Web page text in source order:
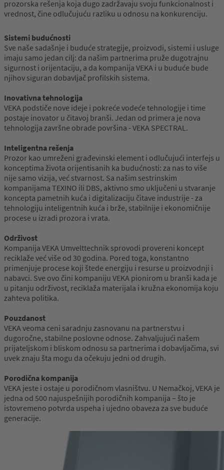
prozorska rešenja koja dugo zadržavaju svoju funkcionalnost i
vrednost, čine odlučujuću razliku u odnosu na konkurenciju.
Sistemi budućnosti
Sve naše sadašnje i buduće strategije, proizvodi, sistemi i usluge
imaju samo jedan cilj: da našim partnerima pruže dugotrajnu
sigurnost i orijentaciju, a da kompanija VEKA i u buduće bude
njihov siguran dobavljač profilskih sistema.
Inovativna tehnologija
VEKA podstiče nove ideje i pokreće vodeće tehnologije i time
postaje inovator u čitavoj branši. Jedan od primera je nova
tehnologija završne obrade površina - VEKA SPECTRAL.
Inteligentna rešenja
Prozor kao umreženi građevinski element i odlučujući interfejs u
konceptima života orijentisanih ka budućnosti: za nas to više
nije samo vizija, već stvarnost. Sa našim sestrinskim
kompanijama TEXINO ili DBS, aktivno smo uključeni u stvaranje
koncepta pametnih kuća i digitalizaciju čitave industrije - za
tehnologiju inteligentnih kuća i brže, stabilnije i ekonomičnije
procese u izradi prozora i vrata.
Održivost
Kompanija VEKA Umvelttechnik sprovodi provereni koncept
reciklaže već više od 30 godina. Pored toga, konstantno
primenjuje procese koji štede energiju i resurse u proizvodnji i
nabavci. Sve ovo čini kompaniju VEKA pionirom u branši kada je
u pitanju održivost, reciklaža materijala i kružna ekonomija koju
zahteva politika.
Pouzdanost
VEKA veoma ceni saradnju zasnovanu na partnerstvu i
dugoročne, stabilne poslovne odnose. Zahvaljujući našem
prijateljskom i bliskom odnosu sa partnerima i dobavljačima, svi
uvek znaju šta mogu da očekuju jedni od drugih.
Porodična kompanija
VEKA jeste i ostaje u porodičnom vlasništvu. U Nemačkoj, VEKA je
jedna od 500 najuspešnijih porodičnih kompanija – što je
istovremeno potvrda uspeha i ujedno obaveza za sve buduće
generacije.